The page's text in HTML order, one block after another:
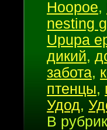
Hoopoe,
nesting
Upupa
дикий,
забота,
птенцы,
Удод,
В